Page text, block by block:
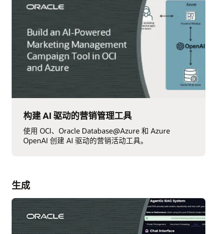
构建 AI 驱动的营销管理工具
使用 OCI、Oracle Database@Azure 和 Azure
OpenAI 创建 AI 驱动的营销活动工具。
生成